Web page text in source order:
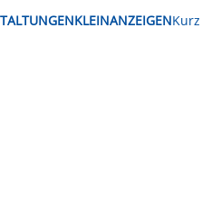
KLEINANZEIGEN